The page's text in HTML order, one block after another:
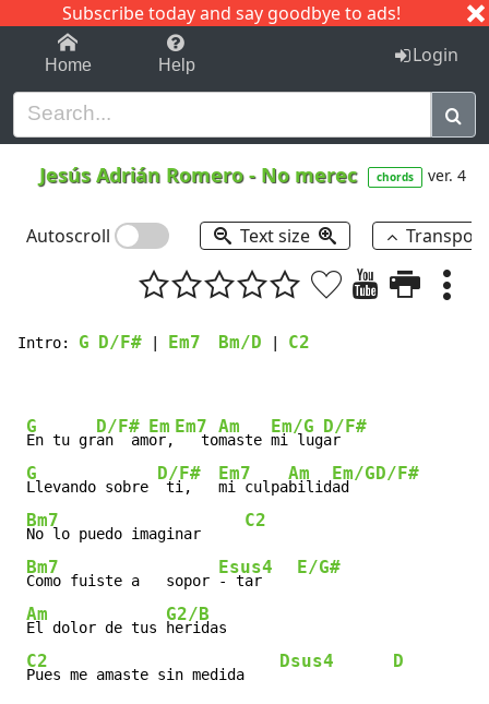
Subscribe today and say goodbye to ads!
1-9 C I J
Home Help Login
Jesús Adrián Romero- No merec chords ver. 4
Autoscroll Text size
Intro: G D/F# Em7 Bm/D C2
G
En tu gr
D/F#
an  am
Em
or,
Em7
   to
Am
maste
Em/G
mi lug
D/F#
ar
G
Llevando sobre
D/F#
ti,
Em7
mi culpa
Am
bilid
Em/G
ad
D/F#
Bm7
No lo puedo imaginar
C2
Bm7
Como fuiste a   sopor
Esus4
- tar
E/G#
Am
El dolor de tus
G2/B
heridas
C2
Pues me amaste sin medida
Dsus4 D